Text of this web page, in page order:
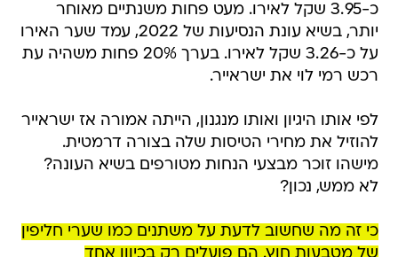
כ-3.95 שקל לאירו. מעט פחות משנתיים מאוחר
יותר, בשיא עונת הנסיעות של 2022, עמד שער האירו
על כ-3.26 שקל לאירו. בערך 20% פחות משהיה עת
רכש רמי לוי את ישראייר.
לפי אותו היגיון ואותו מנגנון, הייתה אמורה אז ישראייר
להוזיל את מחירי הטיסות שלה בצורה דרמטית.
מישהו זוכר מבצעי הנחות מטורפים בשיא העונה?
לא ממש, נכון?
כי זה מה שחשוב לדעת על משתנים כמו שערי חליפין
של מטבעות חוץ. הם פועלים רק בכיוון אחד